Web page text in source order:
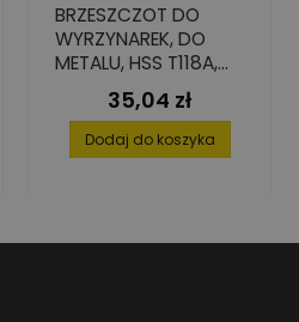
BRZESZCZOT DO
WYRZYNAREK, DO
METALU, HSS T118A,
76.5/55X1.0X7,8 MM
(5 SZT.)Cena
35,04 zł
Dodaj do koszyka